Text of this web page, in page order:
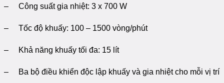
– Công suất gia nhiệt: 3 x 700 W
– Tốc độ khuấy: 100 – 1500 vòng/phút
– Khả năng khuấy tối đa: 15 lít
– Ba bộ điều khiển độc lập khuấy và gia nhiệt cho mỗi vị trí